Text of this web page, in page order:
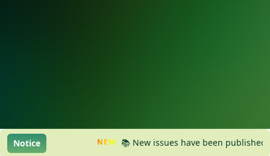
Notice 📚 New issues have been published,